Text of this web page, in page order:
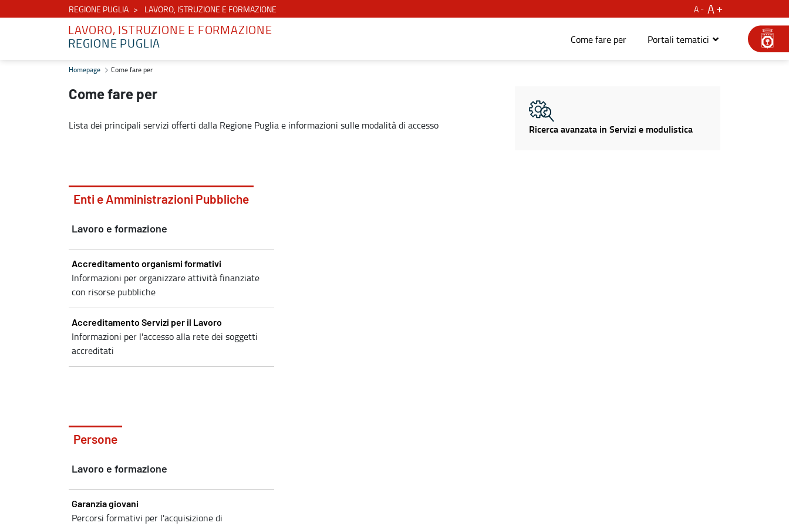
REGIONE PUGLIA LAVORO, ISTRUZIONE E FORMAZIONE A
A
LAVORO, ISTRUZIONE E FORMAZIONE
REGIONE PUGLIA
Come fare per Portali tematici
Come fare per - Lavoro, istruzione e formazione
Homepage Come fare per
Come fare per
Lista dei principali servizi offerti dalla Regione Puglia e informazioni sulle modalità di accesso Ricerca avanzata in Servizi e modulistica
Enti e Amministrazioni Pubbliche
Lavoro e formazione
Accreditamento organismi formativi
Informazioni per organizzare attività finanziate
con risorse pubbliche
Accreditamento Servizi per il Lavoro
Informazioni per l'accesso alla rete dei soggetti
accreditati
Persone
Lavoro e formazione
Garanzia giovani
Percorsi formativi per l'acquisizione di